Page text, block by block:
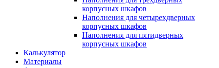
корпусных шкафов
Наполнения для четырехдверных
корпусных шкафов
Наполнения для пятидверных
корпусных шкафов
Калькулятор
Материалы